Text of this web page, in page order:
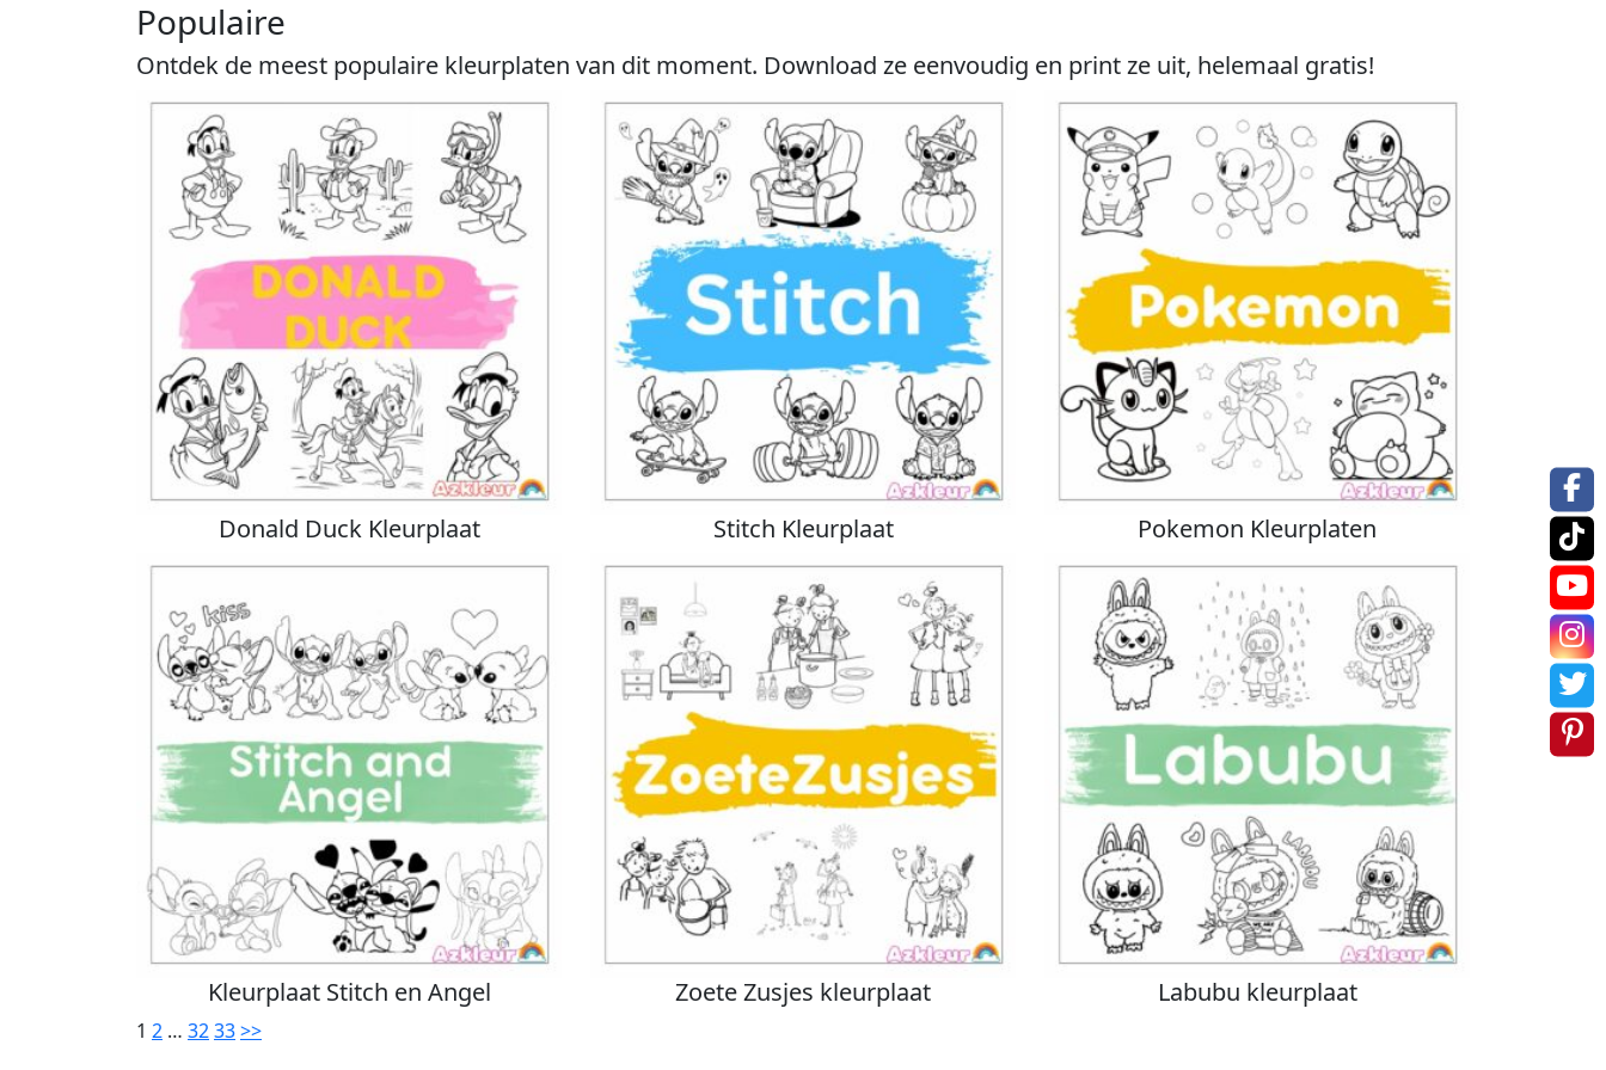
Populaire
Ontdek de meest populaire kleurplaten van dit moment. Download ze eenvoudig en print ze uit, helemaal gratis!
Donald Duck Kleurplaat Stitch Kleurplaat Pokemon Kleurplaten
Kleurplaat Stitch en Angel Zoete Zusjes kleurplaat Labubu kleurplaat
1 2 … 3233>>